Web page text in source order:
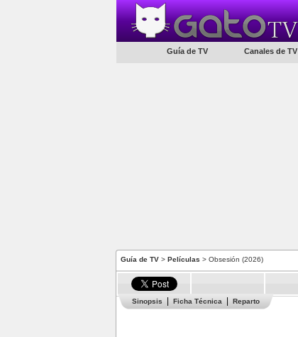
Guía de TV Canales de TV
Guía de TV > Películas > Obsesión (2026)
Sinopsis Ficha Técnica Reparto